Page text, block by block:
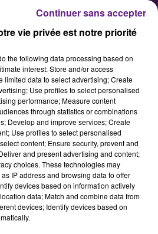
joueurs dijonnais
Dijon Métropole
opposés ce mardi
de Besançon pour la
du championnat de
vie privée est notre priorité
the following data processing based on
interest: Store and/or access
limited data to select advertising; Create
Use profiles to select personalised
performance; Measure content
through statistics or combinations
Develop and improve services; Create
Use profiles to select personalised
content; Ensure security, prevent and
and present advertising and content;
choices. These technologies may
IP address and browsing data to offer
devices based on information actively
data; Match and combine data from
devices; Identify devices based on
Continuer sans accepter